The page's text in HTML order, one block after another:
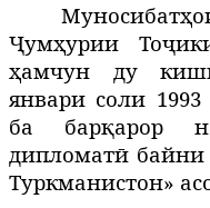
Ҷумҳурии
ҳамчун ду
январи соли
ба барқарор
дипломатӣ
Туркманистон»